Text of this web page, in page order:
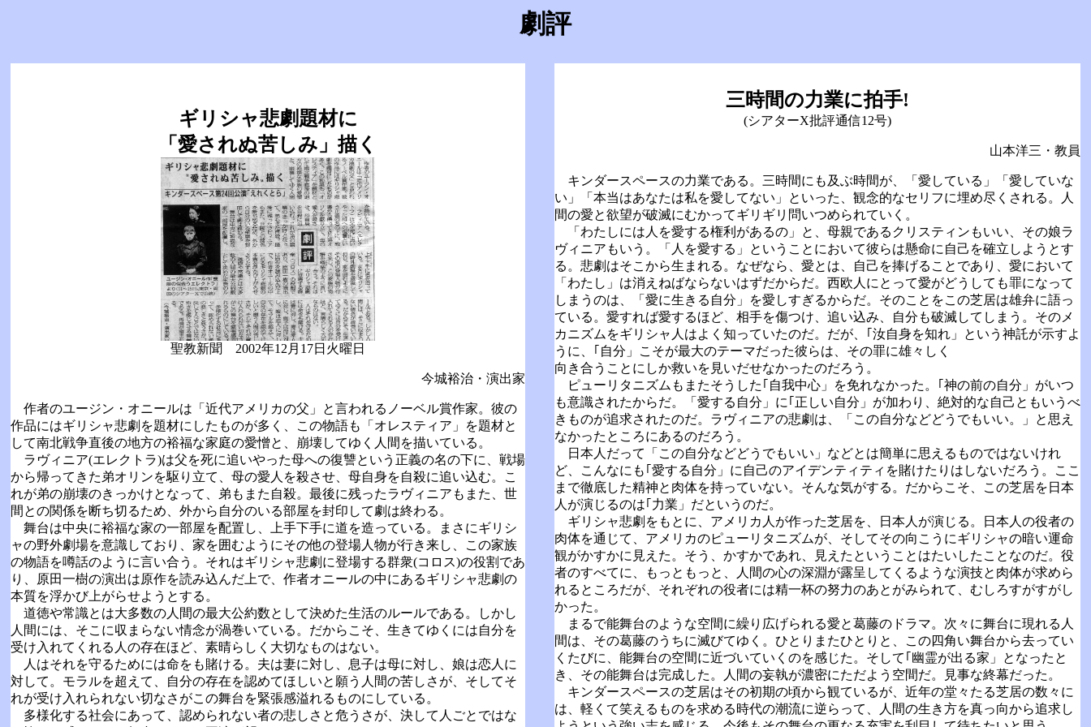
劇評
ギリシャ悲劇題材に
「愛されぬ苦しみ」描く
聖教新聞 2002年12月17日火曜日
今城裕治・演出家
作者のユージン・オニールは「近代アメリカの父」と言われるノーベル賞作家。彼の
作品にはギリシャ悲劇を題材にしたものが多く、この物語も「オレスティア」を題材と
して南北戦争直後の地方の裕福な家庭の愛憎と、崩壊してゆく人間を描いている。
ラヴィニア(エレクトラ)は父を死に追いやった母への復讐という正義の名の下に、戦場
から帰ってきた弟オリンを駆り立て、母の愛人を殺させ、母自身を自殺に追い込む。こ
れが弟の崩壊のきっかけとなって、弟もまた自殺。最後に残ったラヴィニアもまた、世
間との関係を断ち切るため、外から自分のいる部屋を封印して劇は終わる。
舞台は中央に裕福な家の一部屋を配置し、上手下手に道を造っている。まさにギリシ
ャの野外劇場を意識しており、家を囲むようにその他の登場人物が行き来し、この家族
の物語を噂話のように言い合う。それはギリシャ悲劇に登場する群衆(コロス)の役割であ
り、原田一樹の演出は原作を読み込んだ上で、作者オニールの中にあるギリシャ悲劇の
本質を浮かび上がらせようとする。
道徳や常識とは大多数の人間の最大公約数として決めた生活のルールである。しかし
人間には、そこに収まらない情念が渦巻いている。だからこそ、生きてゆくには自分を
受け入れてくれる人の存在ほど、素晴らしく大切なものはない。
人はそれを守るためには命をも賭ける。夫は妻に対し、息子は母に対し、娘は恋人に
対して。モラルを超えて、自分の存在を認めてほしいと願う人間の苦しさが、そしてそ
れが受け入れられない切なさがこの舞台を緊張感溢れるものにしている。
多様化する社会にあって、認められない者の悲しさと危うさが、決して人ごとではな
三時間の力業に拍手!
(シアターX批評通信12号)
山本洋三・教員
キンダースペースの力業である。三時間にも及ぶ時間が、「愛している」「愛していな
い」「本当はあなたは私を愛してない」といった、観念的なセリフに埋め尽くされる。人
間の愛と欲望が破滅にむかってギリギリ問いつめられていく。
「わたしには人を愛する権利があるの」と、母親であるクリスティンもいい、その娘ラ
ヴィニアもいう。「人を愛する」ということにおいて彼らは懸命に自己を確立しようとす
る。悲劇はそこから生まれる。なぜなら、愛とは、自己を捧げることであり、愛において
「わたし」は消えねばならないはずだからだ。西欧人にとって愛がどうしても罪になって
しまうのは、「愛に生きる自分」を愛しすぎるからだ。そのことをこの芝居は雄弁に語っ
ている。愛すれば愛するほど、相手を傷つけ、追い込み、自分も破滅してしまう。そのメ
カニズムをギリシャ人はよく知っていたのだ。だが、｢汝自身を知れ」という神託が示すよ
うに、｢自分」こそが最大のテーマだった彼らは、その罪に雄々しく
向き合うことにしか救いを見いだせなかったのだろう。
ピューリタニズムもまたそうした｢自我中心」を免れなかった。｢神の前の自分」がいつ
も意識されたからだ。「愛する自分」に｢正しい自分」が加わり、絶対的な自己ともいうべ
きものが追求されたのだ。ラヴィニアの悲劇は、「この自分などどうでもいい。」と思え
なかったところにあるのだろう。
日本人だって「この自分などどうでもいい」などとは簡単に思えるものではないけれ
ど、こんなにも｢愛する自分」に自己のアイデンティティを賭けたりはしないだろう。ここ
まで徹底した精神と肉体を持っていない。そんな気がする。だからこそ、この芝居を日本
人が演じるのは｢力業」だというのだ。
ギリシャ悲劇をもとに、アメリカ人が作った芝居を、日本人が演じる。日本人の役者の
肉体を通じて、アメリカのピューリタニズムが、そしてその向こうにギリシャの暗い運命
観がかすかに見えた。そう、かすかであれ、見えたということはたいしたことなのだ。役
者のすべてに、もっともっと、人間の心の深淵が露呈してくるような演技と肉体が求めら
れるところだが、それぞれの役者には精一杯の努力のあとがみられて、むしろすがすがし
かった。
まるで能舞台のような空間に繰り広げられる愛と葛藤のドラマ。次々に舞台に現れる人
間は、その葛藤のうちに滅びてゆく。ひとりまたひとりと、この四角い舞台から去ってい
くたびに、能舞台の空間に近づいていくのを感じた。そして｢幽霊が出る家」となったと
き、その能舞台は完成した。人間の妄執が濃密にただよう空間だ。見事な終幕だった。
キンダースペースの芝居はその初期の頃から観ているが、近年の堂々たる芝居の数々に
は、軽くて笑えるものを求める時代の潮流に逆らって、人間の生き方を真っ向から追求し